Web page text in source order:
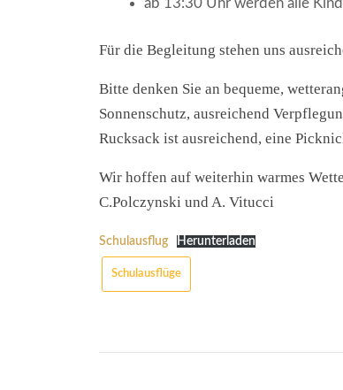
ab 13:30 Uhr werden alle
Für die Begleitung stehen uns
Bitte denken Sie an bequeme,
Sonnenschutz, ausreichend
Rucksack ist ausreichend, eine
Wir hoffen auf weiterhin warmes
C.Polczynski und A. Vitucci
Schulausflug Herunterladen
Schulausflüge